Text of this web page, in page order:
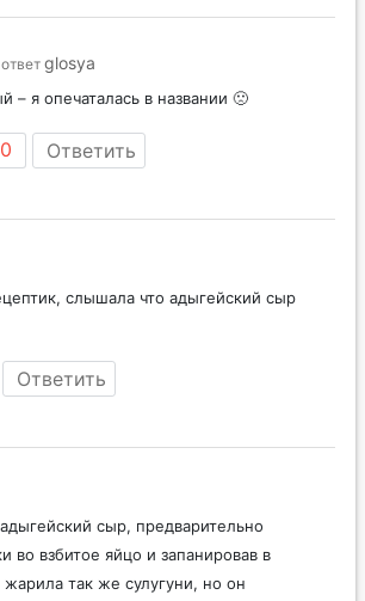
glosya
– я опечаталась в названии 🙁
0 Ответить
слышала что адыгейский сыр
Ответить
сыр, предварительно
во взбитое яйцо и запанировав в
так же сулугуни, но он